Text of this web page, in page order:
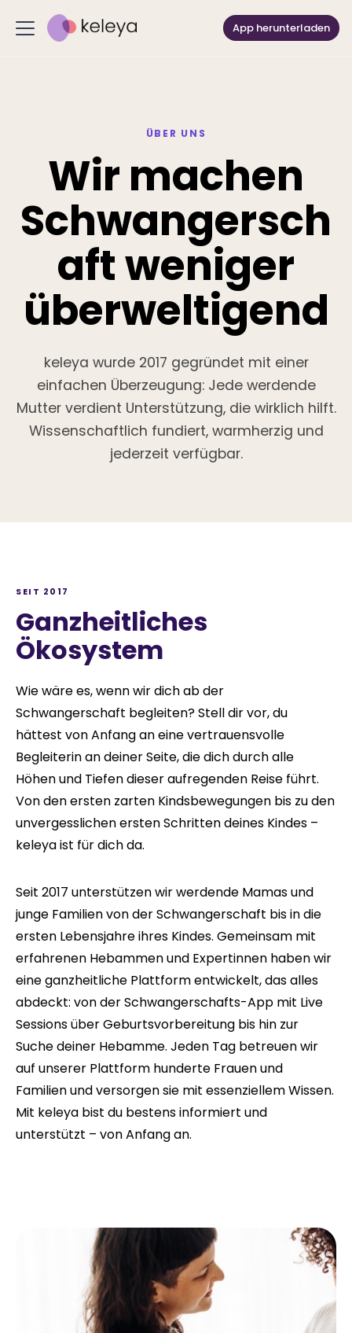
App herunterladen
ÜBER UNS
Wir machen
Schwangersch
aft weniger
überweltigend
keleya wurde 2017 gegründet mit einer
einfachen Überzeugung: Jede werdende
Mutter verdient Unterstützung, die wirklich hilft.
Wissenschaftlich fundiert, warmherzig und
jederzeit verfügbar.
SEIT 2017
Ganzheitliches
Ökosystem
Wie wäre es, wenn wir dich ab der
Schwangerschaft begleiten? Stell dir vor, du
hättest von Anfang an eine vertrauensvolle
Begleiterin an deiner Seite, die dich durch alle
Höhen und Tiefen dieser aufregenden Reise führt.
Von den ersten zarten Kindsbewegungen bis zu den
unvergesslichen ersten Schritten deines Kindes –
keleya ist für dich da.
Seit 2017 unterstützen wir werdende Mamas und
junge Familien von der Schwangerschaft bis in die
ersten Lebensjahre ihres Kindes. Gemeinsam mit
erfahrenen Hebammen und Expertinnen haben wir
eine ganzheitliche Plattform entwickelt, das alles
abdeckt: von der Schwangerschafts-App mit Live
Sessions über Geburtsvorbereitung bis hin zur
Suche deiner Hebamme. Jeden Tag betreuen wir
auf unserer Plattform hunderte Frauen und
Familien und versorgen sie mit essenziellem Wissen.
Mit keleya bist du bestens informiert und
unterstützt – von Anfang an.